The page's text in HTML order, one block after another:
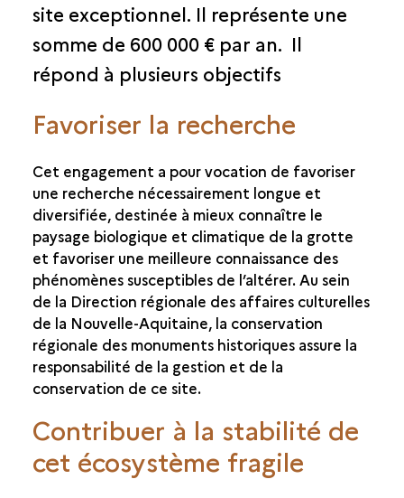
ÉCOLOGIE MICROBIENNE
TRANSFERTS SURFACE/GROTTE
LES VERMICULATIONS
site exceptionnel. Il représente une
somme de 600 000 € par an. Il
répond à plusieurs objectifs
Favoriser la recherche
Cet engagement a pour vocation de favoriser
une recherche nécessairement longue et
diversifiée, destinée à mieux connaître le
paysage biologique et climatique de la grotte
et favoriser une meilleure connaissance des
phénomènes susceptibles de l’altérer. Au sein
de la Direction régionale des affaires culturelles
de la Nouvelle-Aquitaine, la conservation
régionale des monuments historiques assure la
responsabilité de la gestion et de la
conservation de ce site.
Contribuer à la stabilité de
cet écosystème fragile